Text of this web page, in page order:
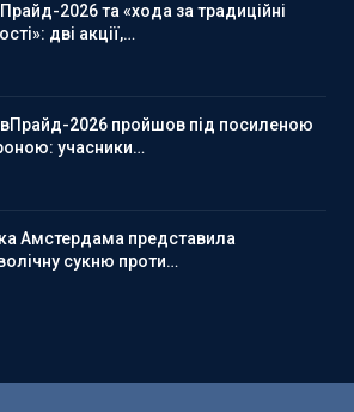
2026 та «хода за традиційні
дві акції,…
2026 пройшов під посиленою
учасники…
Амстердама представила
сукню проти…